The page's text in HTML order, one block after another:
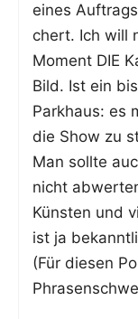
eines
chert. Ich will
Moment DIE
Bild. Ist ein
Park­haus: es
die Show zu
Man soll­te
nicht
Küns­ten und
ist ja
(Für die­sen